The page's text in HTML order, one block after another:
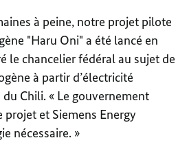
à peine, notre projet pilote
"Haru Oni" a été lancé en
le chancelier fédéral au sujet de
à partir d’électricité
Chili. « Le gouvernement
et Siemens Energy
nécessaire. »